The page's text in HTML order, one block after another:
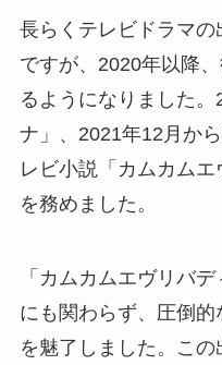
長らくテレビドラマ
ですが、2020年以降
るようになりました
ナ」、2021年12月か
レビ小説「カムカム
を務めました。
「カムカムエヴリバ
にも関わらず、圧倒
を魅了しました。こ